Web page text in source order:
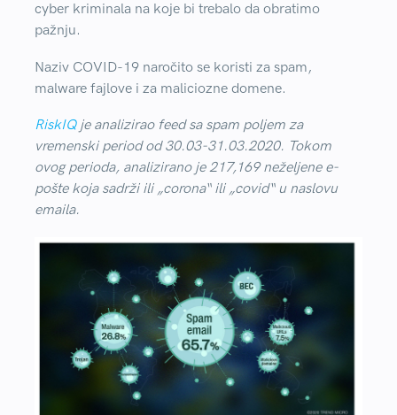
cyber kriminala na koje bi trebalo da obratimo
pažnju.
Naziv COVID-19 naročito se koristi za spam,
malware fajlove i za maliciozne domene.
RiskIQje analizirao feed sa spam poljem za
vremenski period od 30.03-31.03.2020. Tokom
ovog perioda, analizirano je 217,169 neželjene e-
pošte koja sadrži ili „corona“ ili „covid“ u naslovu
emaila.